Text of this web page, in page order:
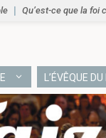
Qu’est-ce que la foi
L’ÉVÊQUE